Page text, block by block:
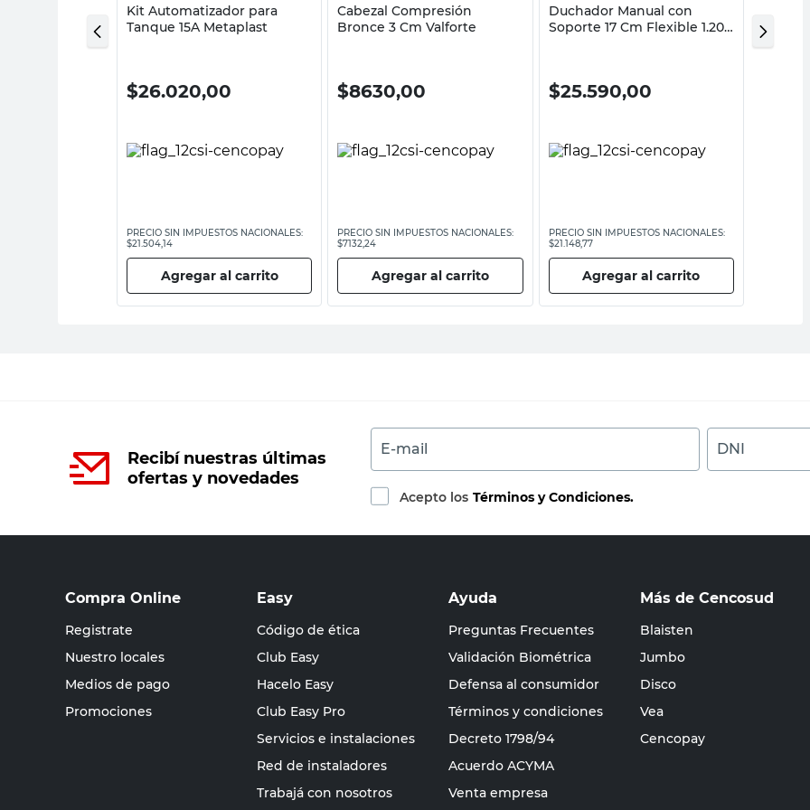
Kit Automatizador para
Tanque 15A Metaplast
$26.020,00
PRECIO SIN IMPUESTOS NACIONALES:
$21.504,14
Agregar al carrito
Cabezal Compresión
Bronce 3 Cm Valforte
$8630,00
PRECIO SIN IMPUESTOS NACIONALES:
$7132,24
Agregar al carrito
Duchador Manual con
Soporte 17 Cm Flexible 1.20
$25.590,00
PRECIO SIN IMPUESTOS NACIONALES:
$21.148,77
Agregar al carrito
Mochila
Recibí nuestras últimas
ofertas y novedades
E-mail DNI
Acepto los Términos y Condiciones.
Compra Online
Registrate
Nuestro locales
Medios de pago
Promociones
Easy
Código de ética
Club Easy
Hacelo Easy
Club Easy Pro
Servicios e instalaciones
Red de instaladores
Trabajá con nosotros
Ayuda
Preguntas Frecuentes
Validación Biométrica
Defensa al consumidor
Términos y condiciones
Decreto 1798/94
Acuerdo ACYMA
Venta empresa
Más de Cencosud
Blaisten
Jumbo
Disco
Vea
Cencopay